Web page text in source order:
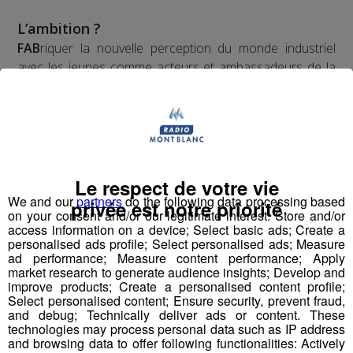
L’ambition ?
FABriquer la nouvelle perception du monde industriel
avec les jeunes comme acteurs et ambassadeurs de la
prétexte du robot : de la fabrication d’un robot par des
collégiens et lycéens sur plusieurs mois à leur
participation à une compétition apprenante de robots le
"First Tech Challenge" en points d’orgue, avec leur robot
fabriqué.
Les jeunes des établissements scolaires doivent
fabriquer un robot à partir d'un kit de pièces détachées
fourni par l'association organisatrice la compétition
We and ourpartnersdo the following data processing based
on your consent and/or our legitimate interest: Store and/or
access information on a device; Select basic ads; Create a
personalised ads profile; Select personalised ads; Measure
ad performance; Measure content performance; Apply
market research to generate audience insights; Develop and
improve products; Create a personalised content profile;
Select personalised content; Ensure security, prevent fraud,
and debug; Technically deliver ads or content. These
technologies may process personal data such as IP address
and browsing data to offer following functionalities: Actively
Le respect de votre vie
privée est notre priorité